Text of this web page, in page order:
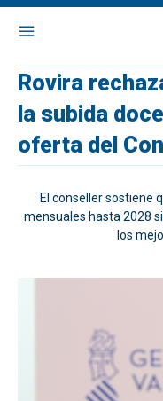
Rovira
la subida
oferta del
El conseller sostiene
mensuales hasta 2028
los